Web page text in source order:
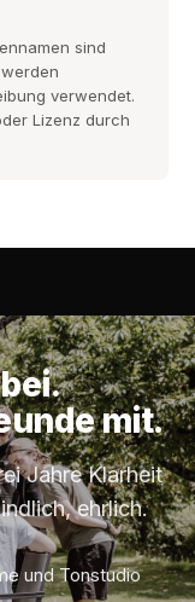
sind
verwendet.
Lizenz durch
mit.
Jahre Klarheit
ehrlich.
und Tonstudio